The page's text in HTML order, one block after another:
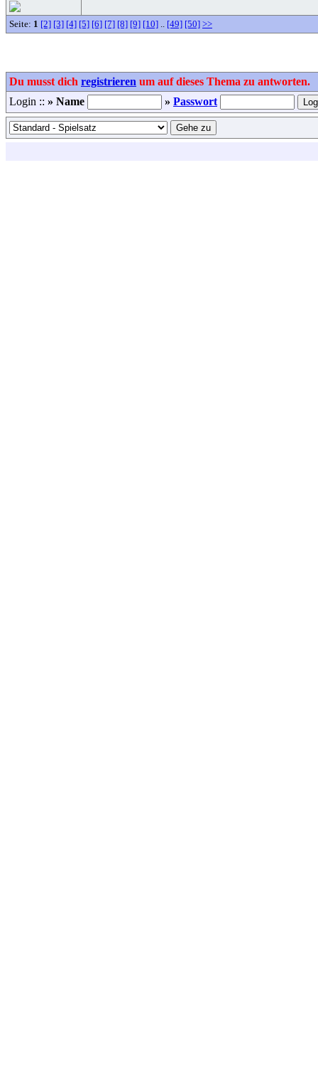
Seite: 1 [2] [3] [4] [5] [6] [7] [8] [9] [10] .. [49] [50] >>
Du musst dich registrieren um auf dieses Thema zu antworten.
Login :: » Name » Passwort